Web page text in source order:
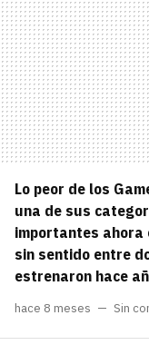
Lo peor de los
una de sus
importantes ahora
sin sentido entre
estrenaron hace
hace 8 meses Sin